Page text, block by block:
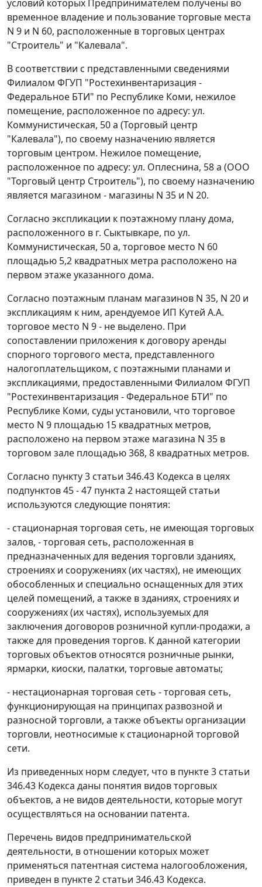
условий которых Предпринимателем получены во
временное владение и пользование торговые места
N 9 и N 60, расположенные в торговых центрах
"Строитель" и "Калевала".
В соответствии с представленными сведениями
Филиалом ФГУП "Ростехинвентаризация -
Федеральное БТИ" по Республике Коми, нежилое
помещение, расположенное по адресу: ул.
Коммунистическая, 50 а (Торговый центр
"Калевала"), по своему назначению является
торговым центром. Нежилое помещение,
расположенное по адресу: ул. Оплеснина, 58 а (ООО
"Торговый центр Строитель"), по своему назначению
является магазином - магазины N 35 и N 20.
Согласно экспликации к поэтажному плану дома,
расположенного в г. Сыктывкаре, по ул.
Коммунистическая, 50 а, торговое место N 60
площадью 5,2 квадратных метра расположено на
первом этаже указанного дома.
Согласно поэтажным планам магазинов N 35, N 20 и
экспликациям к ним, арендуемое ИП Кутей А.А.
торговое место N 9 - не выделено. При
сопоставлении приложения к договору аренды
спорного торгового места, представленного
налогоплательщиком, с поэтажными планами и
экспликациями, предоставленными Филиалом ФГУП
"Ростехинвентаризация - Федеральное БТИ" по
Республике Коми, суды установили, что торговое
место N 9 площадью 15 квадратных метров,
расположено на первом этаже магазина N 35 в
торговом зале площадью 368, 8 квадратных метров.
Согласно пункту 3 статьи 346.43 Кодекса в целях
подпунктов 45 - 47 пункта 2 настоящей статьи
используются следующие понятия:
- стационарная торговая сеть, не имеющая торговых
залов, - торговая сеть, расположенная в
предназначенных для ведения торговли зданиях,
строениях и сооружениях (их частях), не имеющих
обособленных и специально оснащенных для этих
целей помещений, а также в зданиях, строениях и
сооружениях (их частях), используемых для
заключения договоров розничной купли-продажи, а
также для проведения торгов. К данной категории
торговых объектов относятся розничные рынки,
ярмарки, киоски, палатки, торговые автоматы;
- нестационарная торговая сеть - торговая сеть,
функционирующая на принципах развозной и
разносной торговли, а также объекты организации
торговли, неотносимые к стационарной торговой
сети.
Из приведенных норм следует, что в пункте 3 статьи
346.43 Кодекса даны понятия видов торговых
объектов, а не видов деятельности, которые могут
осуществляться на основании патента.
Перечень видов предпринимательской
деятельности, в отношении которых может
применяться патентная система налогообложения,
приведен в пункте 2 статьи 346.43 Кодекса.